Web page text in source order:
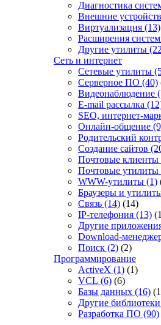
Диагностика
Внешние
Виртуализация (13)
Расширения
Другие утилиты
Сеть и интернет
Сетевые утилиты
Серверное ПО (40)
Видеонаблюдение
E-mail рассылка
SEO, интернет-
Онлайн-общение
Родительский
Создание сайтов
Почтовые клиенты
Почтовые утилиты
WWW-утилиты (1)
Браузеры и
Связь (14) (14)
IP-телефония (13)
Другие
Download-
Поиск (2) (2)
Программирование
ActiveX (1) (1)
VCL (6) (6)
Базы данных (16)
Другие библиотеки
Разработка ПО (90)